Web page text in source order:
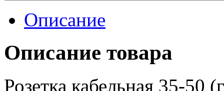
Описание
Описание товара
Розетка кабельная 35-50